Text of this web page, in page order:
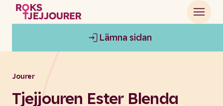
Lämna sidan
Jourer
Tjejjouren Ester Blenda